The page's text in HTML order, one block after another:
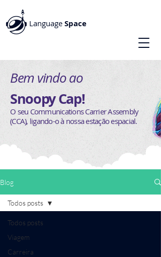
Language Space
Bem vindo ao
Snoopy Cap!
O seu Communications Carrier Assembly
(CCA), ligando-o à nossa estação espacial.
Blog
Todos posts
Viagem
Carreira
Todos posts